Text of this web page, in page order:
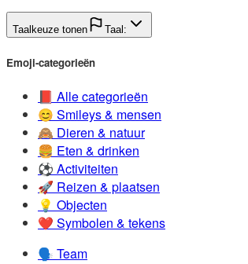
Taalkeuze tonen Taal:
Emoji-categorieën
📕️ Alle categorieën
😊️ Smileys & mensen
🙈️ Dieren & natuur
🍔️ Eten & drinken
⚽️ Activiteiten
🚀️ Reizen & plaatsen
💡️ Objecten
❤️ Symbolen & tekens
🗣️ Team